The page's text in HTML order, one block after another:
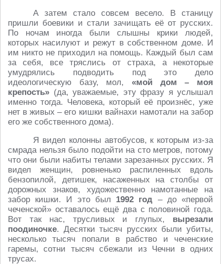
А затем стало совсем весело. В станицу
пришли боевики и стали зачищать её от русских.
По ночам иногда были слышны крики людей,
которых насилуют и режут в собственном доме. И
им никто не приходил на помощь. Каждый был сам
за себя, все тряслись от страха, а некоторые
умудрялись подводить под это дело
идеологическую базу, мол, «мой дом – моя
крепость» (да, уважаемые, эту фразу я услышал
именно тогда. Человека, который её произнёс, уже
нет в живых – его кишки вайнахи намотали на забор
его же собственного дома).
Я видел колонны автобусов, к которым из-за
смрада нельзя было подойти на сто метров, потому
что они были набиты телами зарезанных русских. Я
видел женщин, ровненько распиленных вдоль
бензопилой, детишек, насаженных на столбы от
дорожных знаков, художественно намотанные на
забор кишки. И это был 1992 год – до «первой
чеченской» оставалось ещё два с половиной года.
Вот так нас, трусливых и глупых, вырезали
поодиночке. Десятки тысяч русских были убиты,
несколько тысяч попали в рабство и чеченские
гаремы, сотни тысяч сбежали из Чечни в одних
трусах.